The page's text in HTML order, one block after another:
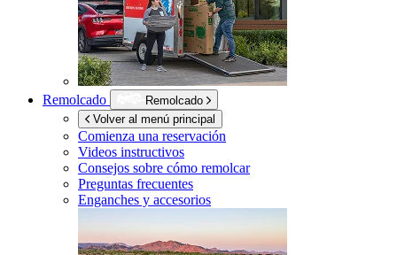
Remolcado
Remolcado
Volver al menú principal
Comienza una reservación
Videos instructivos
Consejos sobre cómo remolcar
Preguntas frecuentes
Enganches y accesorios